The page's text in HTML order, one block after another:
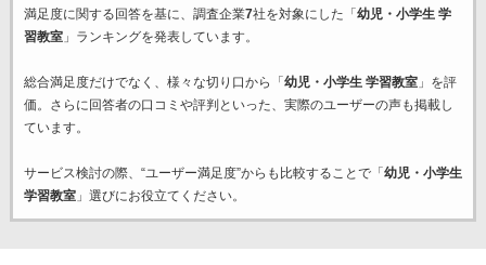
満足度に関する回答を基に、調査企業7社を対象にした「 幼児・小学生 学
習教室」ランキングを発表しています。
総合満足度だけでなく、様々な切り口から「 幼児・小学生 学習教室」を評
価。さらに回答者の口コミや評判といった、実際のユーザーの声も掲載し
ています。
サービス検討の際、“ユーザー満足度”からも比較することで「 幼児・小学生
学習教室」選びにお役立てください。